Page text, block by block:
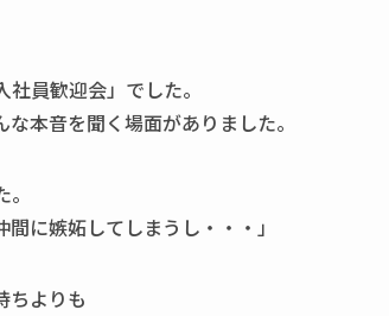
員歓迎会」でした。
本音を聞く場面がありました。
に嫉妬してしまうし・・・」
ちよりも